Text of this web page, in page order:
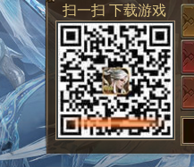
扫一扫 下载游戏